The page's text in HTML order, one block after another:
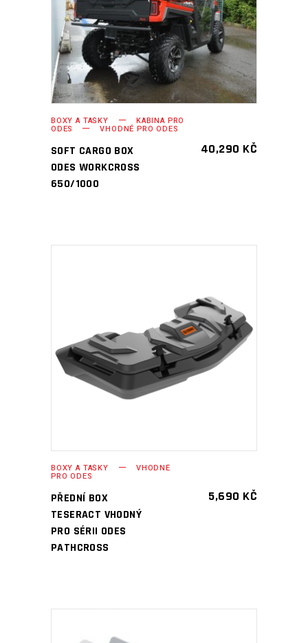
BOXY A TAŠKY KABINA PRO
ODES VHODNÉ PRO ODES
SOFT CARGO BOX
ODES WORKCROSS
650/1000
40,290 KČ
PŘIDAT DO KOŠÍKU
BOXY A TAŠKY VHODNÉ
PRO ODES
PŘEDNÍ BOX
TESERACT VHODNÝ
PRO SÉRII ODES
PATHCROSS
5,690 KČ